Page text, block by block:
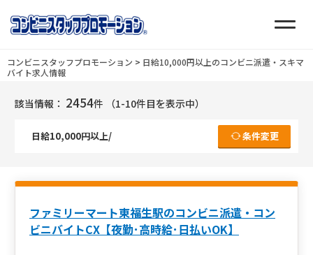
コンビニスタッフプロモーション > 日給10,000円以上のコンビニ派遣・スキマ
バイト求人情報
該当情報： 2454件 （1-10件目を表示中）
日給10,000円以上/ 条件変更
ファミリーマート東福生駅のコンビニ派遣・コン
ビニバイトCX【夜勤･高時給･日払いOK】